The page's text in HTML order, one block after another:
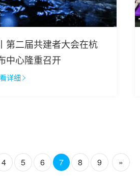
第二届共建者大会在杭
中心隆重召开
详细
4 5 6 7 8 9 »